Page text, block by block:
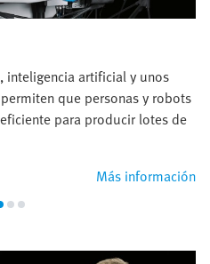
inteligencia artificial y unos
que personas y robots
para producir lotes de
Más información